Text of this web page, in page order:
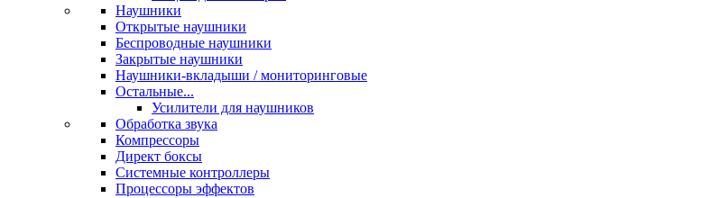
Наушники
Открытые наушники
Беспроводные наушники
Закрытые наушники
Наушники-вкладыши / мониторинговые
Остальные...
Усилители для наушников
Обработка звука
Компрессоры
Директ боксы
Системные контроллеры
Процессоры эффектов